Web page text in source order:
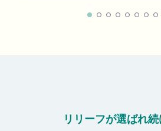
リリーフが選ばれ